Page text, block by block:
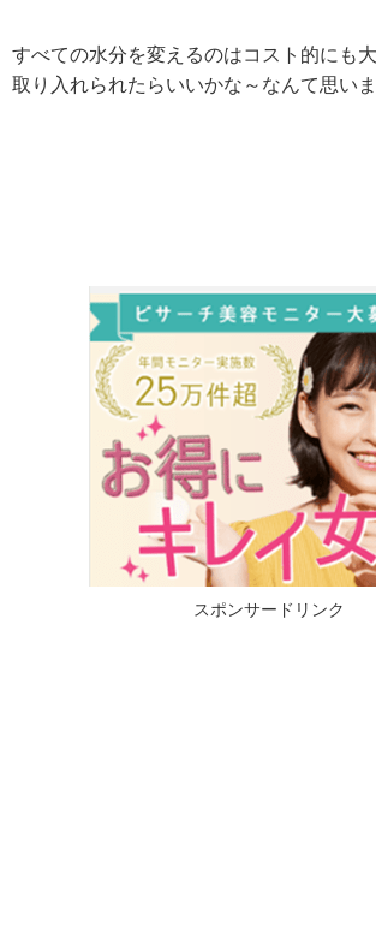
すべての水分を変えるのはコスト的にも
取り入れられたらいいかな～なんて思いま
スポンサードリンク